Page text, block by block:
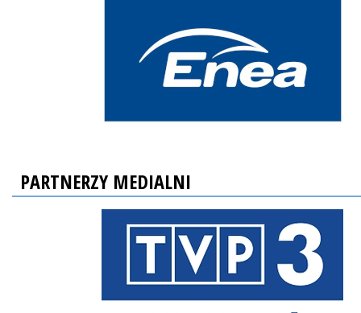
PARTNERZY MEDIALNI